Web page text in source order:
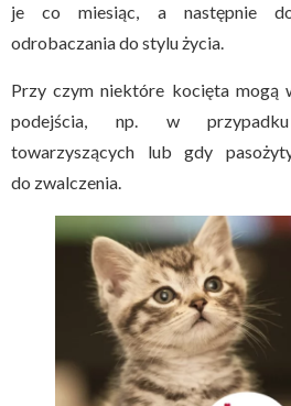
je co miesiąc, a następnie
odrobaczania do stylu życia.
Przy czym niektóre kocięta mogą
podejścia, np. w
towarzyszących lub gdy
do zwalczenia.